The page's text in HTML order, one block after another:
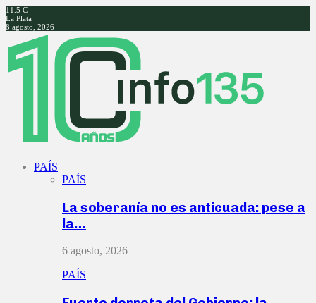
11.5 C
La Plata
8 agosto, 2026
Facebook
Twitter
Instagram
Youtube
PAÍS
PAÍS
La soberanía no es anticuada: pese a
la…
6 agosto, 2026
PAÍS